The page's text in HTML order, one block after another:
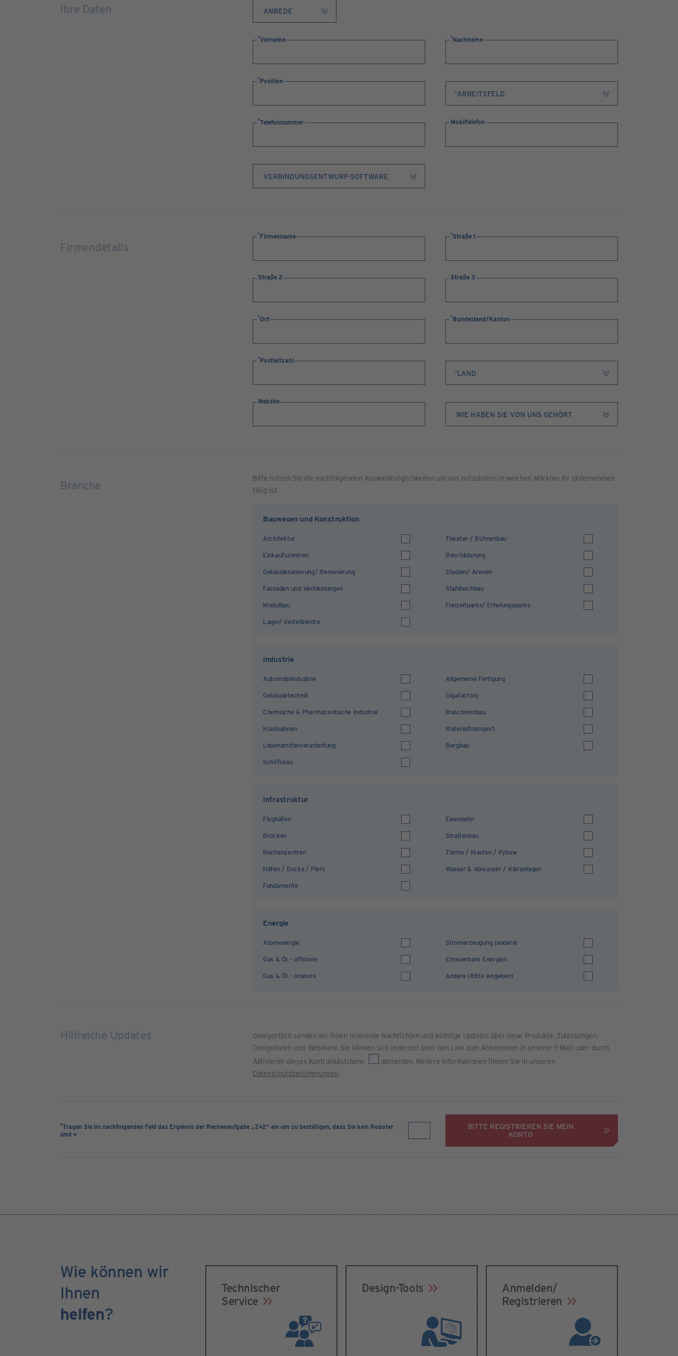
Ihre Daten
Vorname Nachname
Position
Telefonnummer Mobiltelefon
Firmendetails
Firmenname Straße 1
Straße 2 Straße 3
Ort Bundesland/Kanton
Postleitzahl
Website
Branche
Bitte nutzen Sie die nachfolgenden Auswahlmöglichkeiten um uns mitzuteilen in welchen Märkten Ihr Unternehmen
tätig ist.
Bauwesen und Konstruktion
Architektur Theater-/ Bühnenbau
Einkaufszentren Beschilderung
Gebäudesanierung/ Renovierung Stadien/ Arenen
Fassaden und Verkleidungen Stahlhochbau
Modulbau Freizeitparks/ Erholungsparks
Lager/ Verteilzentre
Industrie
Automobilindustrie Allgemeine Fertigung
Gebäudetechnik Gigafactory
Chemische & Pharmazeutische Industrie Maschinenbau
Kranbahnen Materialtransport
Lebensmittelverarbeitung Bergbau
Schiffsbau
Infrastruktur
Flughäfen Eisenbahn
Brücken Straßenbau
Rechenzentren Türme / Masten / Pylone
Häfen / Docks / Piers Wasser & Abwasser / Kläranlagen
Fundamente
Energie
Atomenergie Stromerzeugung (andere)
Gas & Öl - offshore Erneuerbare Energien
Gas & Öl - onshore Andere (Bitte Angeben)
Hilfreiche Updates
Gelegentlich senden wir Ihnen relevante Nachrichten und wichtige Updates über neue Produkte, Zulassungen,
Designdaten und Webinare. Sie können sich jederzeit über den Link zum Abbestellen in unserer E-Mail oder durch
Aktivieren dieses Kontrollkästchens
abmelden. Weitere Informationen finden Sie in unseren
Datenschutzbestimmungen.
*Tragen Sie im nachfolgenden Feld das Ergebnis der Rechenaufgabe „2+2“ ein um zu bestätigen, dass Sie kein Roboter
sind =
BITTE REGISTRIEREN SIE MEIN
KONTO
Wie können wir
Ihnen
helfen?
Technischer
Service
Design-Tools
Anmelden/
Registrieren